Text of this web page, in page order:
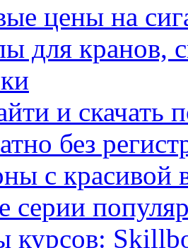
цены на
для кранов,
и
без
с красивой
серии
курсов: